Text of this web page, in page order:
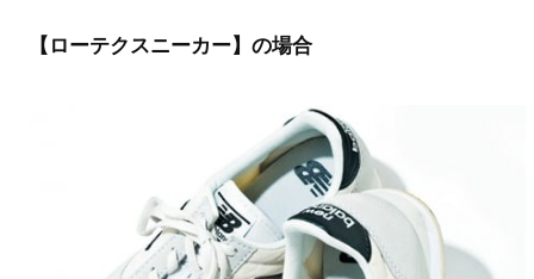
【ローテクスニーカー】の場合